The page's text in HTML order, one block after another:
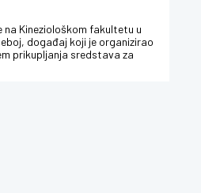
na Kineziološkom fakultetu u
događaj koji je organizirao
prikupljanja sredstava za